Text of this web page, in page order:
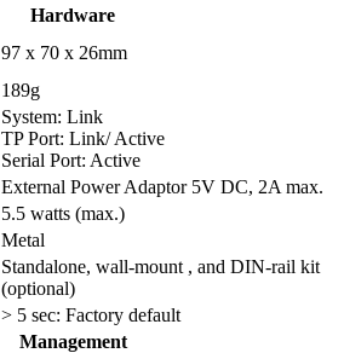
Hardware
97 x 70 x 26mm
189g
System: Link
TP Port: Link/ Active
Serial Port: Active
External Power Adaptor 5V DC, 2A max.
5.5 watts (max.)
Metal
Standalone, wall-mount , and DIN-rail kit
(optional)
> 5 sec: Factory default
Management